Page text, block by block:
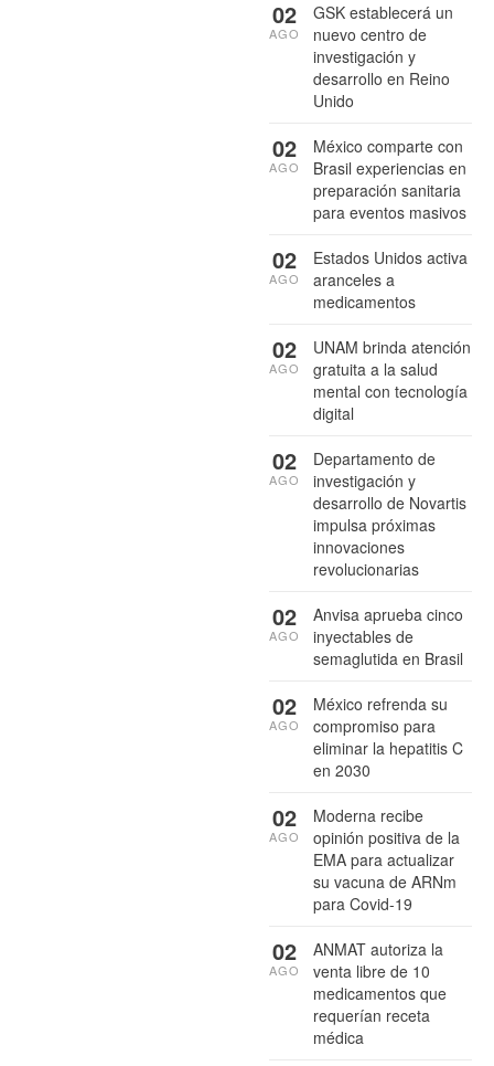
GSK establecerá un
nuevo centro de
investigación y
desarrollo en Reino
Unido
02
AGO
México comparte con
Brasil experiencias en
preparación sanitaria
para eventos masivos
02
AGO
Estados Unidos activa
aranceles a
medicamentos
02
AGO
UNAM brinda atención
gratuita a la salud
mental con tecnología
digital
02
AGO
Departamento de
investigación y
desarrollo de Novartis
impulsa próximas
innovaciones
revolucionarias
02
AGO
Anvisa aprueba cinco
inyectables de
semaglutida en Brasil
02
AGO
México refrenda su
compromiso para
eliminar la hepatitis C
en 2030
02
AGO
Moderna recibe
opinión positiva de la
EMA para actualizar
su vacuna de ARNm
para Covid-19
02
AGO
ANMAT autoriza la
venta libre de 10
medicamentos que
requerían receta
médica
02
AGO